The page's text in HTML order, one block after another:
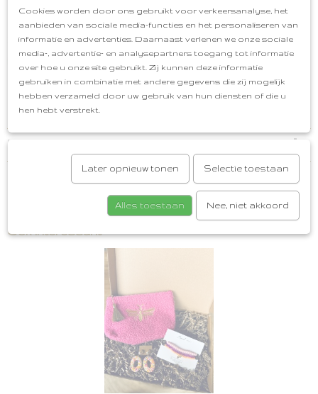
Heb je vragen of wil je even overleggen? Wij zijn
gemakkelijk te bereiken. Via de app of socialmedia
zullen wij het snelst reageren.
Oorbellen & Armbandjes
Gratis cadeauservice
Beijerland
Gratis verzenden vanaf €50,00
Reacties
Save
Ook interessant
Cookies worden door ons gebruikt voor verkeersanalyse, het
aanbieden van sociale media-functies en het personaliseren van
informatie en advertenties. Daarnaast verlenen we onze sociale
media-, advertentie- en analysepartners toegang tot informatie
over hoe u onze site gebruikt. Zij kunnen deze informatie
gebruiken in combinatie met andere gegevens die zij mogelijk
hebben verzameld door uw gebruik van hun diensten of die u
hen hebt verstrekt.
Later opnieuw tonen Selectie toestaan
Alles toestaan Nee, niet akkoord